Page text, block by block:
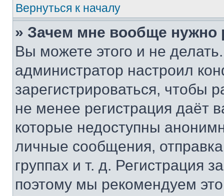
Вернуться к началу
» Зачем мне вообще нужно
Вы можете этого и не
администратор настроил
зарегистрироваться, чтобы
не менее регистрация даёт
которые недоступны
личные сообщения,
группах и т. д. Регистрация
поэтому мы рекомендуем